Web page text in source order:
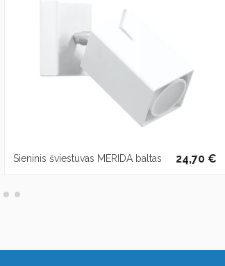
Sieninis šviestuvas MERIDA baltas 24,70 €